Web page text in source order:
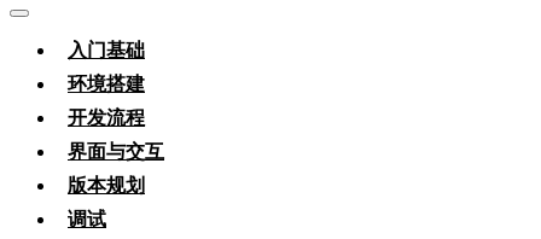
入门基础
环境搭建
开发流程
界面与交互
版本规划
调试